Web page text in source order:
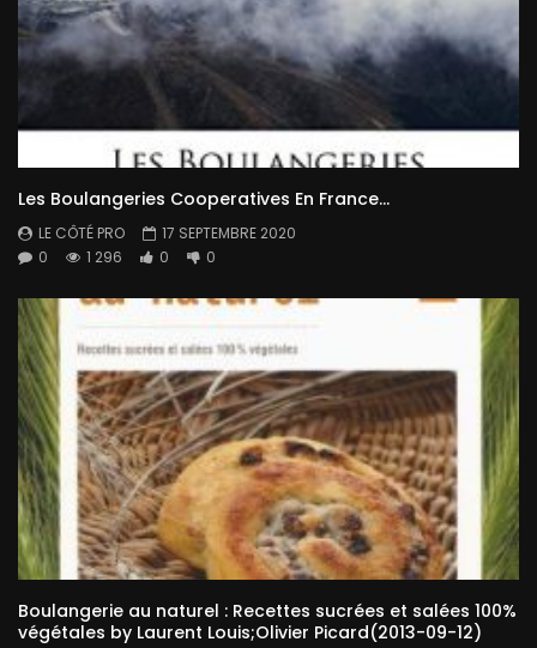
Les Boulangeries Cooperatives En France…
LE CÔTÉ PRO
17 SEPTEMBRE 2020
0
1 296 0 0
Boulangerie au naturel : Recettes sucrées et salées 100%
végétales by Laurent Louis;Olivier Picard(2013-09-12)